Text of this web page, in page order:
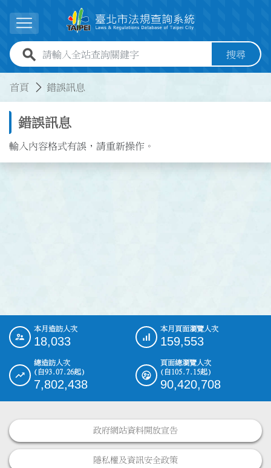
展開選單
全站查詢關鍵字欄位 搜尋
首頁 錯誤訊息
錯誤訊息
輸入內容格式有誤，請重新操作。
::: 本月造訪人次
18,033
本月頁面瀏覽人次
159,553
總造訪人次
(自93.07.26起)
7,802,438
頁面總瀏覽人次
(自105.7.15起)
90,420,708
政府網站資料開放宣告
隱私權及資訊安全政策